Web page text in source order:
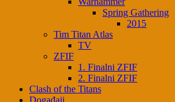
Spring Gathering
2015
Tim Titan Atlas
TV
ZFIF
1. Finalni ZFIF
2. Finalni ZFIF
Clash of the Titans
Događaji